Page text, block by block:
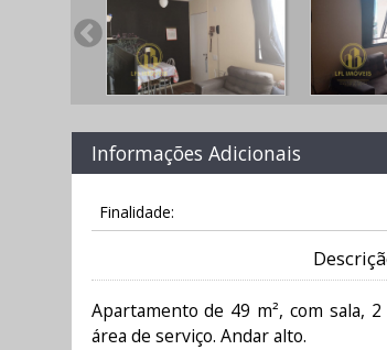
Informações Adicionais
Finalidade:
Apartamento de 49 m², com sala,
área de serviço. Andar alto.